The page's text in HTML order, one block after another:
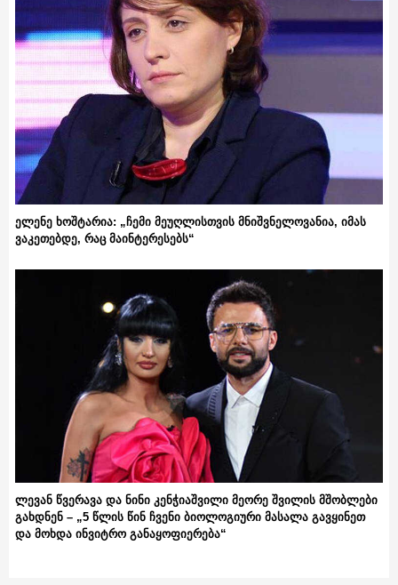
ელენე ხოშტარია: „ჩემი მეუღლისთვის მნიშვნელოვანია, იმას
ვაკეთებდე, რაც მაინტერესებს“
ლევან წვერავა და ნინი კენჭიაშვილი მეორე შვილის მშობლები
გახდნენ – „5 წლის წინ ჩვენი ბიოლოგიური მასალა გავყინეთ
და მოხდა ინვიტრო განაყოფიერება“